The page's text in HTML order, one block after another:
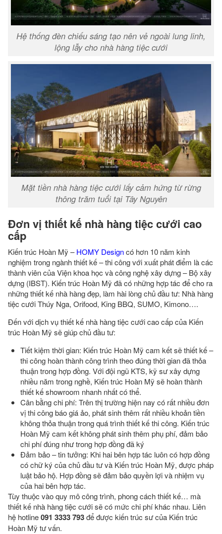
Hệ thống đèn chiếu sáng tạo nên vẻ ngoài lung linh,
lộng lẫy cho nhà hàng tiệc cưới
Mặt tiền nhà hàng tiệc cưới lấy cảm hứng từ rừng
thông trăm tuổi tại Tây Nguyên
Đơn vị thiết kế nhà hàng tiệc cưới cao
cấp
Kiến trúc Hoàn Mỹ –HOMY Designcó hơn 10 năm kinh
nghiệm trong ngành thiết kế – thi công với xuất phát điểm là các
thành viên của Viện khoa học và công nghệ xây dựng – Bộ xây
dựng (IBST). Kiến trúc Hoàn Mỹ đã có những hợp tác để cho ra
những thiết kế nhà hàng đẹp, làm hài lòng chủ đầu tư: Nhà hàng
tiệc cưới Thúy Nga, Orifood, King BBQ, SUMO, Kimono….
Đến với dịch vụ thiết kế nhà hàng tiệc cưới cao cấp của Kiến
trúc Hoàn Mỹ sẽ giúp chủ đầu tư:
Tiết kiệm thời gian: Kiến trúc Hoàn Mỹ cam kết sẽ thiết kế –
thi công hoàn thành công trình theo đúng thời gian đã thỏa
thuận trong hợp đồng. Với đội ngũ KTS, kỹ sư xây dựng
nhiều năm trong nghề, Kiến trúc Hoàn Mỹ sẽ hoàn thành
thiết kế showroom nhanh nhất có thể.
Cân bằng chi phí: Trên thị trường hiện nay có rất nhiều đơn
vị thi công báo giá ảo, phát sinh thêm rất nhiều khoản tiền
không thỏa thuận trong quá trình thiết kế thi công. Kiến trúc
Hoàn Mỹ cam kết không phát sinh thêm phụ phí, đảm bảo
chi phí đúng như trong hợp đồng đã ký
Đảm bảo – tin tưởng: Khi hai bên hợp tác luôn có hợp đồng
có chữ ký của chủ đầu tư và Kiến trúc Hoàn Mỹ, được pháp
luật bảo hộ. Hợp đồng sẽ đảm bảo quyền lợi và nhiệm vụ
của hai bên hợp tác.
Tùy thuộc vào quy mô công trình, phong cách thiết kế… mà
thiết kế nhà hàng tiệc cưới sẽ có mức chi phí khác nhau. Liên
hệ hotline091 3333 793để được kiến trúc sư của Kiến trúc
Hoàn Mỹ tư vấn.